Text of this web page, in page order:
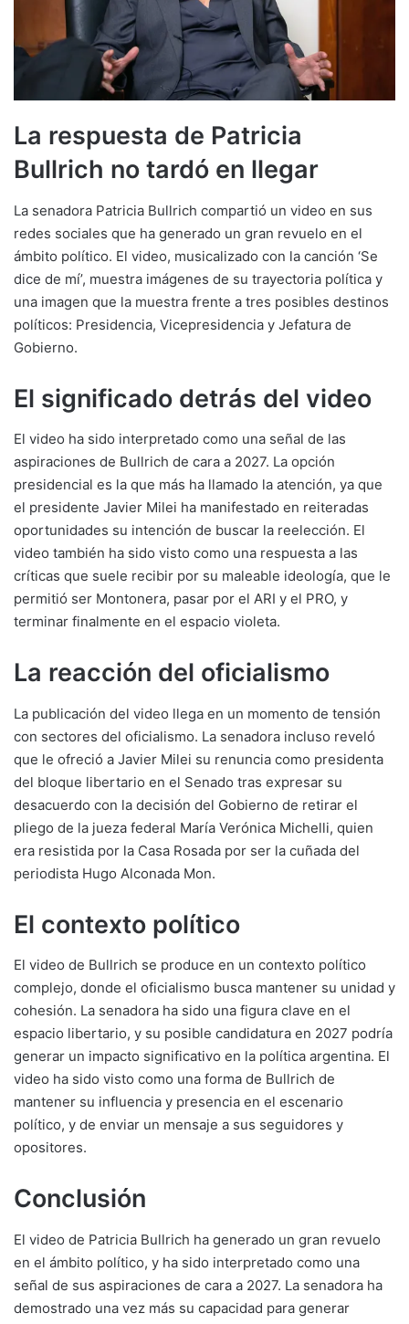
La respuesta de Patricia
Bullrich no tardó en llegar
La senadora Patricia Bullrich compartió un video en sus
redes sociales que ha generado un gran revuelo en el
ámbito político. El video, musicalizado con la canción ‘Se
dice de mí’, muestra imágenes de su trayectoria política y
una imagen que la muestra frente a tres posibles destinos
políticos: Presidencia, Vicepresidencia y Jefatura de
Gobierno.
El significado detrás del video
El video ha sido interpretado como una señal de las
aspiraciones de Bullrich de cara a 2027. La opción
presidencial es la que más ha llamado la atención, ya que
el presidente Javier Milei ha manifestado en reiteradas
oportunidades su intención de buscar la reelección. El
video también ha sido visto como una respuesta a las
críticas que suele recibir por su maleable ideología, que le
permitió ser Montonera, pasar por el ARI y el PRO, y
terminar finalmente en el espacio violeta.
La reacción del oficialismo
La publicación del video llega en un momento de tensión
con sectores del oficialismo. La senadora incluso reveló
que le ofreció a Javier Milei su renuncia como presidenta
del bloque libertario en el Senado tras expresar su
desacuerdo con la decisión del Gobierno de retirar el
pliego de la jueza federal María Verónica Michelli, quien
era resistida por la Casa Rosada por ser la cuñada del
periodista Hugo Alconada Mon.
El contexto político
El video de Bullrich se produce en un contexto político
complejo, donde el oficialismo busca mantener su unidad y
cohesión. La senadora ha sido una figura clave en el
espacio libertario, y su posible candidatura en 2027 podría
generar un impacto significativo en la política argentina. El
video ha sido visto como una forma de Bullrich de
mantener su influencia y presencia en el escenario
político, y de enviar un mensaje a sus seguidores y
opositores.
Conclusión
El video de Patricia Bullrich ha generado un gran revuelo
en el ámbito político, y ha sido interpretado como una
señal de sus aspiraciones de cara a 2027. La senadora ha
demostrado una vez más su capacidad para generar